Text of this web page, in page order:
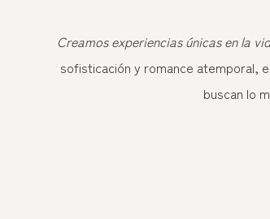
Creamos experiencias únicas en la
sofisticación y romance atemporal,
buscan lo